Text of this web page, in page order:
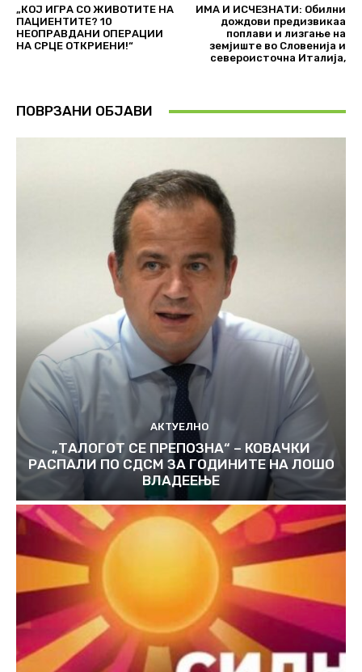
„КОЈ ИГРА СО ЖИВОТИТЕ НА
ПАЦИЕНТИТЕ? 10
НЕОПРАВДАНИ ОПЕРАЦИИ
НА СРЦЕ ОТКРИЕНИ!“
ИМА И ИСЧЕЗНАТИ: Обилни
дождови предизвикаа
поплави и лизгање на
земјиште во Словенија и
североисточна Италија,
ПОВРЗАНИ ОБЈАВИ
АКТУЕЛНО
„ТАЛОГОТ СЕ ПРЕПОЗНА“ – КОВАЧКИ
РАСПАЛИ ПО СДСМ ЗА ГОДИНИТЕ НА ЛОШО
ВЛАДЕЕЊЕ